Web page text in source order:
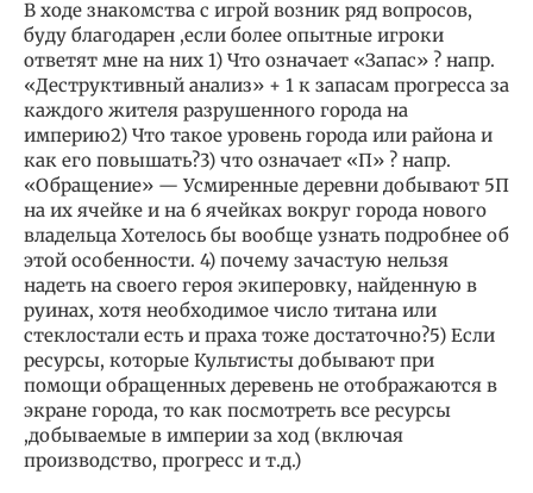
В ходе знакомства с игрой возник ряд вопросов,
буду благодарен ,если более опытные игроки
ответят мне на них 1) Что означает «Запас» ? напр.
«Деструктивный анализ» + 1 к запасам прогресса за
каждого жителя разрушенного города на
империю2) Что такое уровень города или района и
как его повышать?3) что означает «П» ? напр.
«Обращение» — Усмиренные деревни добывают 5П
на их ячейке и на 6 ячейках вокруг города нового
владельца Хотелось бы вообще узнать подробнее об
этой особенности. 4) почему зачастую нельзя
надеть на своего героя экиперовку, найденную в
руинах, хотя необходимое число титана или
стеклостали есть и праха тоже достаточно?5) Если
ресурсы, которые Культисты добывают при
помощи обращенных деревень не отображаются в
экране города, то как посмотреть все ресурсы
,добываемые в империи за ход (включая
производство, прогресс и т.д.)